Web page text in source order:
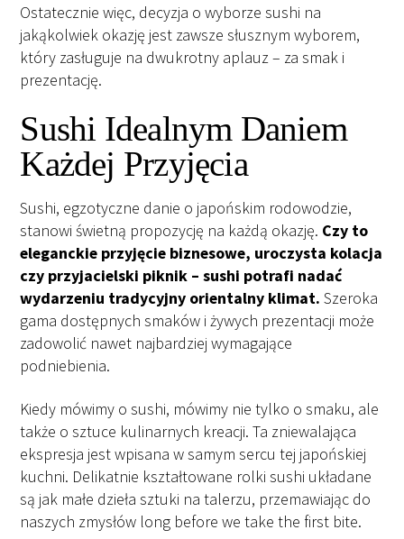
Ostatecznie więc, decyzja o wyborze sushi na
jakąkolwiek okazję jest zawsze słusznym wyborem,
który zasługuje na dwukrotny aplauz – za smak i
prezentację.
Sushi Idealnym Daniem
Każdej Przyjęcia
Sushi, egzotyczne danie o japońskim rodowodzie,
stanowi świetną propozycję na każdą okazję. Czy to
eleganckie przyjęcie biznesowe, uroczysta kolacja
czy przyjacielski piknik – sushi potrafi nadać
wydarzeniu tradycyjny orientalny klimat.Szeroka
gama dostępnych smaków i żywych prezentacji może
zadowolić nawet najbardziej wymagające
podniebienia.
Kiedy mówimy o sushi, mówimy nie tylko o smaku, ale
także o sztuce kulinarnych kreacji. Ta zniewalająca
ekspresja jest wpisana w samym sercu tej japońskiej
kuchni. Delikatnie kształtowane rolki sushi układane
są jak małe dzieła sztuki na talerzu, przemawiając do
naszych zmysłów long before we take the first bite.